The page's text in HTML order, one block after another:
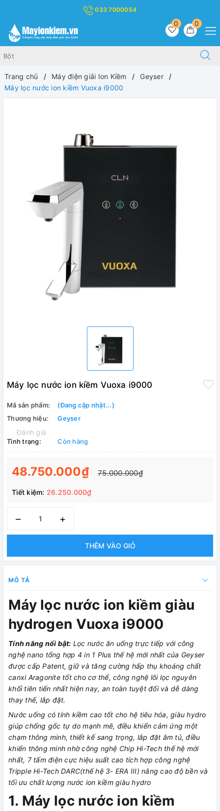
033 7000054
0
0
Trang chủ Máy điện giải Ion Kiềm
Geyser
Máy lọc nước ion kiềm Vuoxa i9000
Máy lọc nước ion kiềm Vuoxa i9000
Mã sản phẩm:
(Đang cập nhật...)
Thương hiệu:
Geyser
Đánh giá
Tình trạng: Còn hàng
48.750.000₫ 75.000.000₫
Tiết kiệm: 26.250.000₫
– +
THÊM VÀO GIỎ
MÔ TẢ
Máy lọc nước ion kiềm giàu
hydrogen Vuoxa i9000
Tính năng nổi bật: Lọc nước ăn uống trực tiếp với công
nghệ nano tổng hợp 4 in 1 Plus thế hệ mới nhất của Geyser
được cấp Patent, giữ và tăng cường hấp thụ khoáng chất
canxi Aragonite tốt cho cơ thể, công nghệ lõi lọc nguyên
khối tiên tiến nhất hiện nay, an toàn tuyệt đối và dễ dàng
thay thế, lắp đặt.
Nước uống có tính kiềm cao tốt cho hệ tiêu hóa, giàu hydro
giúp chống gốc tự do mạnh mẽ, điều khiển cảm ứng một
chạm thông minh, thiết kế sang trọng, lắp đặt âm tủ, điều
khiển thông minh nhờ công nghệ Chip Hi-Tech thế hệ mới
nhất, 7 tấm điện cực hiệu suất cao tích hợp công nghệ
Tripple Hi-Tech DARC(thế hệ 3- ERA III) nâng cao độ bền và
tối ưu chất lượng nước ion kiềm giàu hydro
1. Máy lọc nước ion kiềm